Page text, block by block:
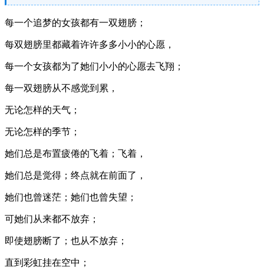
每一个追梦的女孩都有一双翅膀；
每双翅膀里都藏着许许多多小小的心愿，
每一个女孩都为了她们小小的心愿去飞翔；
每一双翅膀从不感觉到累，
无论怎样的天气；
无论怎样的季节；
她们总是布置疲倦的飞着；飞着，
她们总是觉得；终点就在前面了，
她们也曾迷茫；她们也曾失望；
可她们从来都不放弃；
即使翅膀断了；也从不放弃；
直到彩虹挂在空中；